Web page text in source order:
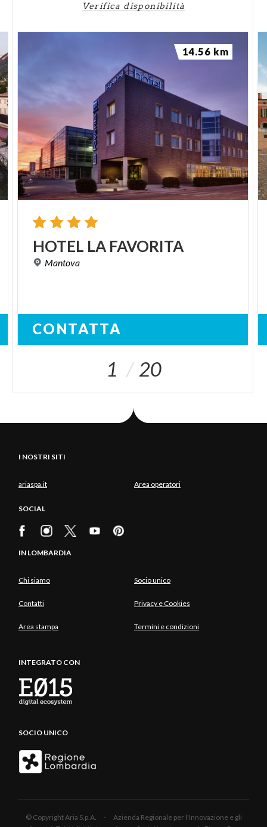
Verifica disponibilità
HOTEL LA FAVORITA
Mantova
CONTATTA
14.56 km
1 20
I NOSTRI SITI
ariaspa.it Area operatori
SOCIAL
IN LOMBARDIA
Chi siamo Socio unico
Contatti Privacy e Cookies
Area stampa Termini e condizioni
INTEGRATO CON
SOCIO UNICO
© Copyright Aria S.p.A. - Azienda Regionale per l'Innovazione e gli